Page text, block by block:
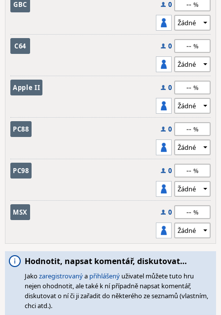
GBC 0 --
C64 0 --
Apple II 0 --
PC88 0 --
PC98 0 --
MSX 0 --
Hodnotit, napsat komentář, diskutovat…
Jakozaregistrovanýa přihlášený uživatel můžete tuto hru
nejen ohodnotit, ale také k ní případně napsat komentář,
diskutovat o ní či ji zařadit do některého ze seznamů (vlastním,
chci atd.).